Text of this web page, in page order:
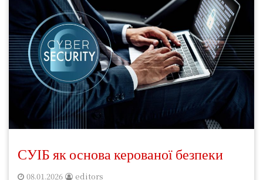
СУІБ як основа керованої безпеки
08.01.2026 editors